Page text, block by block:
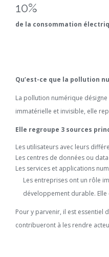
10%
de la consommation
Qu’est-ce que la pollution
La pollution numérique
immatérielle et invisible, elle
Elle regroupe 3 sources
Les utilisateurs avec leurs
Les centres de données ou
Les services et applications
Les entreprises ont un rôle
développement durable. Elle
Pour y parvenir, il est essentiel
contribueront à les rendre